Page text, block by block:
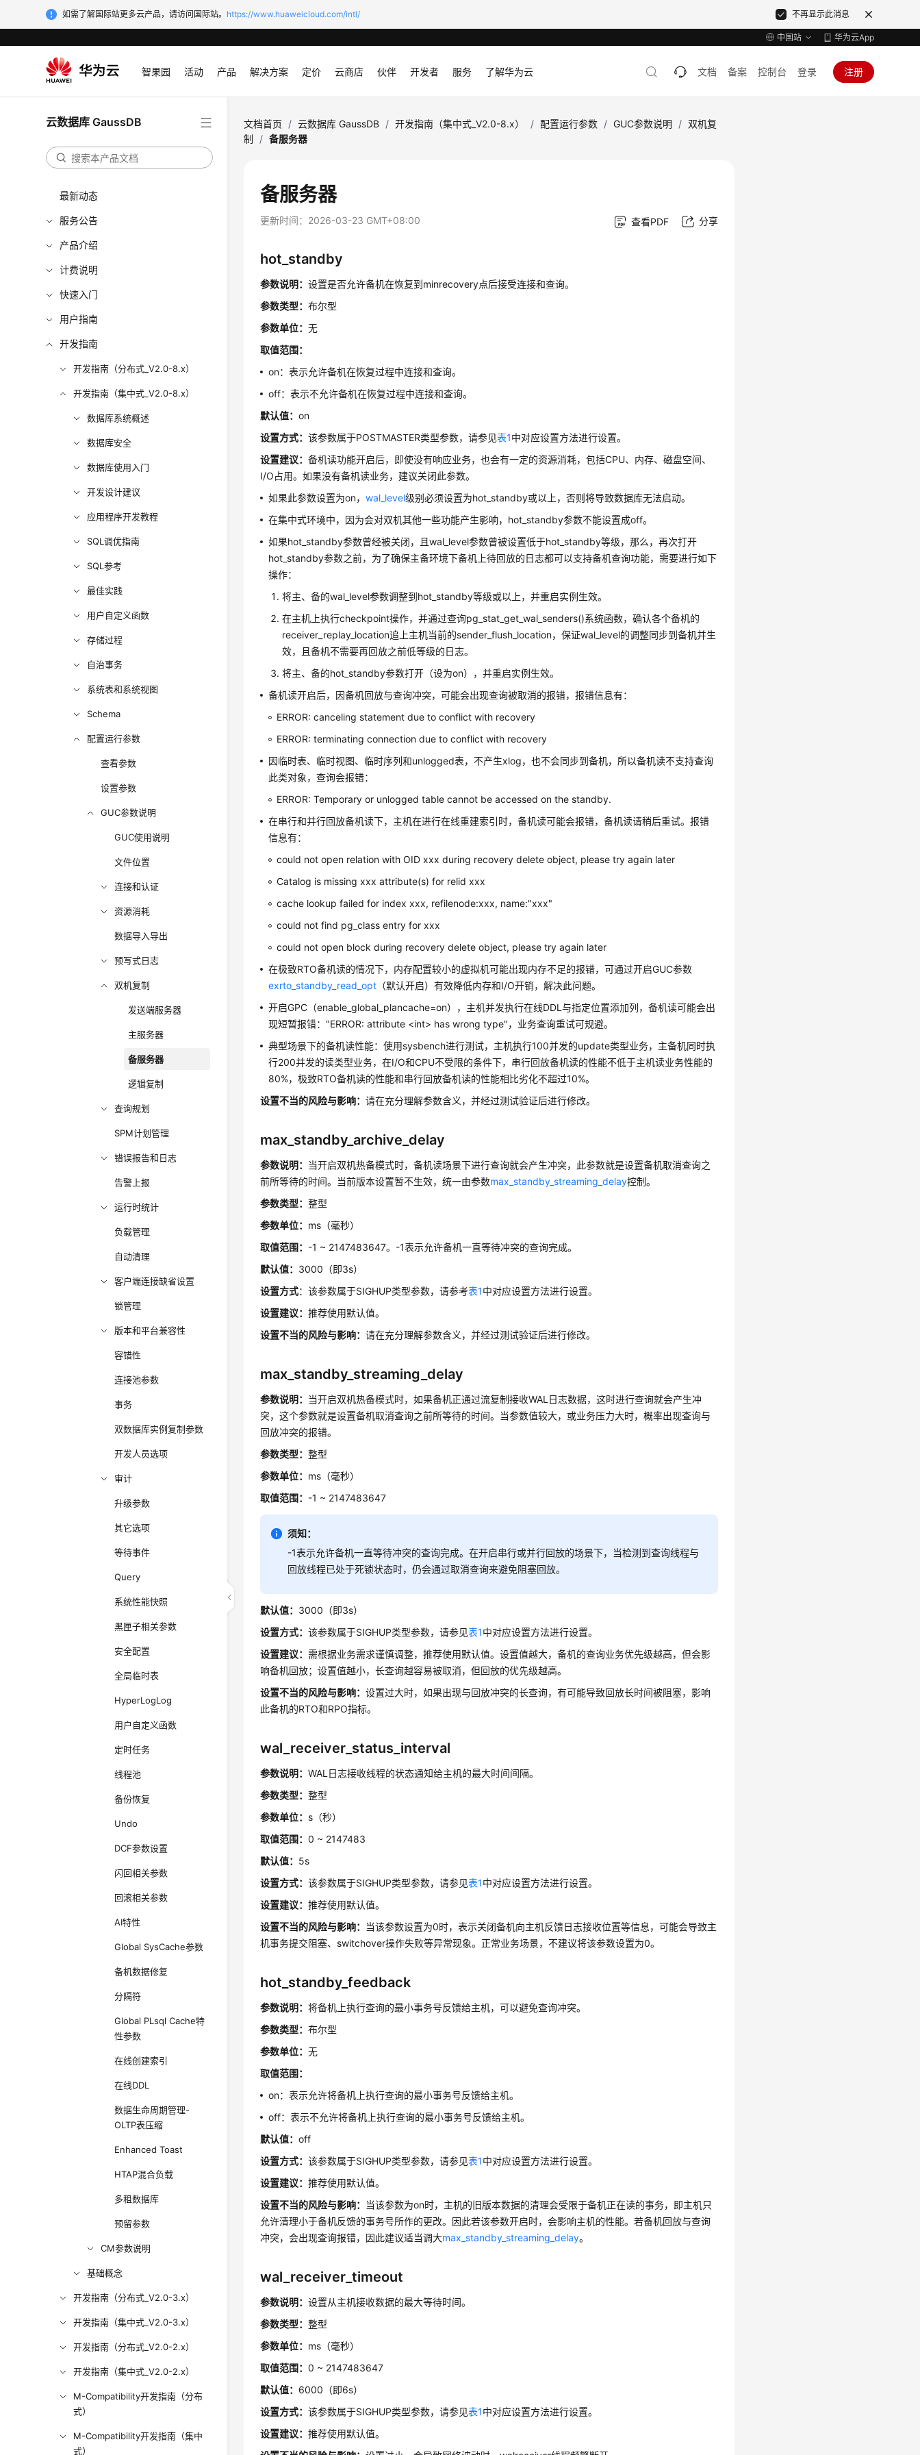
如需了解国际站更多云产品，请访问国际站。 https://www.huaweicloud.com/intl/ 不再显示此消息
中国站 华为云App
智果园 活动 产品 解决方案 定价 云商店 伙伴 开发者 服务 了解华为云 文档 备案 控制台 登录 注册
云数据库 GaussDB
最新动态
服务公告
产品介绍
计费说明
快速入门
用户指南
开发指南
开发指南（分布式_V2.0-8.x）
开发指南（集中式_V2.0-8.x）
数据库系统概述
数据库安全
数据库使用入门
开发设计建议
应用程序开发教程
SQL调优指南
SQL参考
最佳实践
用户自定义函数
存储过程
自治事务
系统表和系统视图
Schema
配置运行参数
查看参数
设置参数
GUC参数说明
GUC使用说明
文件位置
连接和认证
资源消耗
数据导入导出
预写式日志
双机复制
发送端服务器
主服务器
备服务器
逻辑复制
查询规划
SPM计划管理
错误报告和日志
告警上报
运行时统计
负载管理
自动清理
客户端连接缺省设置
锁管理
版本和平台兼容性
容错性
连接池参数
事务
双数据库实例复制参数
开发人员选项
审计
升级参数
其它选项
等待事件
Query
系统性能快照
黑匣子相关参数
安全配置
全局临时表
HyperLogLog
用户自定义函数
定时任务
线程池
备份恢复
Undo
DCF参数设置
闪回相关参数
回滚相关参数
AI特性
Global SysCache参数
备机数据修复
分隔符
Global PLsql Cache特
性参数
在线创建索引
在线DDL
数据生命周期管理-
OLTP表压缩
Enhanced Toast
HTAP混合负载
多租数据库
预留参数
CM参数说明
基础概念
开发指南（分布式_V2.0-3.x）
开发指南（集中式_V2.0-3.x）
开发指南（分布式_V2.0-2.x）
开发指南（集中式_V2.0-2.x）
M-Compatibility开发指南（分布
式）
M-Compatibility开发指南（集中
式）
文档首页 / 云数据库 GaussDB / 开发指南（集中式_V2.0-8.x） / 配置运行参数 / GUC参数说明 / 双机复
制
/ 备服务器
备服务器
更新时间： 2026-03-23 GMT+08:00 查看PDF 分享
hot_standby
参数说明：设置是否允许备机在恢复到minrecovery点后接受连接和查询。
参数类型：布尔型
参数单位：无
取值范围：
on：表示允许备机在恢复过程中连接和查询。
off：表示不允许备机在恢复过程中连接和查询。
默认值：on
设置方式：该参数属于POSTMASTER类型参数，请参见表1中对应设置方法进行设置。
设置建议：备机读功能开启后，即使没有响应业务，也会有一定的资源消耗，包括CPU、内存、磁盘空间、
I/O占用。如果没有备机读业务，建议关闭此参数。
如果此参数设置为on，wal_level级别必须设置为hot_standby或以上，否则将导致数据库无法启动。
在集中式环境中，因为会对双机其他一些功能产生影响，hot_standby参数不能设置成off。
如果hot_standby参数曾经被关闭，且wal_level参数曾被设置低于hot_standby等级，那么，再次打开
hot_standby参数之前，为了确保主备环境下备机上待回放的日志都可以支持备机查询功能，需要进行如下
操作：
将主、备的wal_level参数调整到hot_standby等级或以上，并重启实例生效。
在主机上执行checkpoint操作，并通过查询pg_stat_get_wal_senders()系统函数，确认各个备机的
receiver_replay_location追上主机当前的sender_flush_location，保证wal_level的调整同步到备机并生
效，且备机不需要再回放之前低等级的日志。
将主、备的hot_standby参数打开（设为on），并重启实例生效。
备机读开启后，因备机回放与查询冲突，可能会出现查询被取消的报错，报错信息有：
ERROR: canceling statement due to conflict with recovery
ERROR: terminating connection due to conflict with recovery
因临时表、临时视图、临时序列和unlogged表，不产生xlog，也不会同步到备机，所以备机读不支持查询
此类对象，查询会报错：
ERROR: Temporary or unlogged table cannot be accessed on the standby.
在串行和并行回放备机读下，主机在进行在线重建索引时，备机读可能会报错，备机读请稍后重试。报错
信息有：
could not open relation with OID xxx during recovery delete object, please try again later
Catalog is missing xxx attribute(s) for relid xxx
cache lookup failed for index xxx, refilenode:xxx, name:"xxx"
could not find pg_class entry for xxx
could not open block during recovery delete object, please try again later
在极致RTO备机读的情况下，内存配置较小的虚拟机可能出现内存不足的报错，可通过开启GUC参数
exrto_standby_read_opt （默认开启）有效降低内存和I/O开销，解决此问题。
开启GPC（enable_global_plancache=on），主机并发执行在线DDL与指定位置添加列，备机读可能会出
现短暂报错："ERROR: attribute <int> has wrong type"，业务查询重试可规避。
典型场景下的备机读性能：使用sysbench进行测试，主机执行100并发的update类型业务，主备机同时执
行200并发的读类型业务，在I/O和CPU不受限的条件下，串行回放备机读的性能不低于主机读业务性能的
80%，极致RTO备机读的性能和串行回放备机读的性能相比劣化不超过10%。
设置不当的风险与影响：请在充分理解参数含义，并经过测试验证后进行修改。
max_standby_archive_delay
参数说明： 当开启双机热备模式时，备机读场景下进行查询就会产生冲突，此参数就是设置备机取消查询之
前所等待的时间。当前版本设置暂不生效，统一由参数max_standby_streaming_delay控制。
参数类型：整型
参数单位： ms（毫秒）
取值范围： -1 ~ 2147483647。-1表示允许备机一直等待冲突的查询完成。
默认值： 3000（即3s）
设置方式：该参数属于SIGHUP类型参数，请参考表1中对应设置方法进行设置。
设置建议：推荐使用默认值。
设置不当的风险与影响：请在充分理解参数含义，并经过测试验证后进行修改。
max_standby_streaming_delay
参数说明： 当开启双机热备模式时，如果备机正通过流复制接收WAL日志数据，这时进行查询就会产生冲
突，这个参数就是设置备机取消查询之前所等待的时间。当参数值较大，或业务压力大时，概率出现查询与
回放冲突的报错。
参数类型：整型
参数单位： ms（毫秒）
取值范围： -1 ~ 2147483647
须知：
-1表示允许备机一直等待冲突的查询完成。在开启串行或并行回放的场景下，当检测到查询线程与
回放线程已处于死锁状态时，仍会通过取消查询来避免阻塞回放。
默认值： 3000（即3s）
设置方式：该参数属于SIGHUP类型参数，请参见表1中对应设置方法进行设置。
设置建议： 需根据业务需求谨慎调整，推荐使用默认值。设置值越大，备机的查询业务优先级越高，但会影
响备机回放；设置值越小，长查询越容易被取消，但回放的优先级越高。
设置不当的风险与影响：设置过大时，如果出现与回放冲突的长查询，有可能导致回放长时间被阻塞，影响
此备机的RTO和RPO指标。
wal_receiver_status_interval
参数说明：WAL日志接收线程的状态通知给主机的最大时间间隔。
参数类型：整型
参数单位： s（秒）
取值范围：0 ~ 2147483
默认值： 5s
设置方式：该参数属于SIGHUP类型参数，请参见表1中对应设置方法进行设置。
设置建议：推荐使用默认值。
设置不当的风险与影响： 当该参数设置为0时，表示关闭备机向主机反馈日志接收位置等信息，可能会导致主
机事务提交阻塞、switchover操作失败等异常现象。正常业务场景，不建议将该参数设置为0。
hot_standby_feedback
参数说明：将备机上执行查询的最小事务号反馈给主机，可以避免查询冲突。
参数类型：布尔型
参数单位：无
取值范围：
on：表示允许将备机上执行查询的最小事务号反馈给主机。
off：表示不允许将备机上执行查询的最小事务号反馈给主机。
默认值：off
设置方式：该参数属于SIGHUP类型参数，请参见表1中对应设置方法进行设置。
设置建议：推荐使用默认值。
设置不当的风险与影响： 当该参数为on时，主机的旧版本数据的清理会受限于备机正在读的事务，即主机只
允许清理小于备机反馈的事务号所作的更改。因此若该参数开启时，会影响主机的性能。若备机回放与查询
冲突，会出现查询报错，因此建议适当调大max_standby_streaming_delay。
wal_receiver_timeout
参数说明：设置从主机接收数据的最大等待时间。
参数类型：整型
参数单位： ms（毫秒）
取值范围：0 ~ 2147483647
默认值： 6000（即6s）
设置方式：该参数属于SIGHUP类型参数，请参见表1中对应设置方法进行设置。
设置建议：推荐使用默认值。